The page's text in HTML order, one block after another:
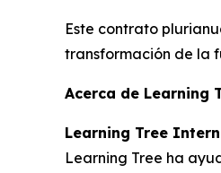
Este contrato
transformación de la
Acerca de Learning
Learning Tree
Learning Tree ha